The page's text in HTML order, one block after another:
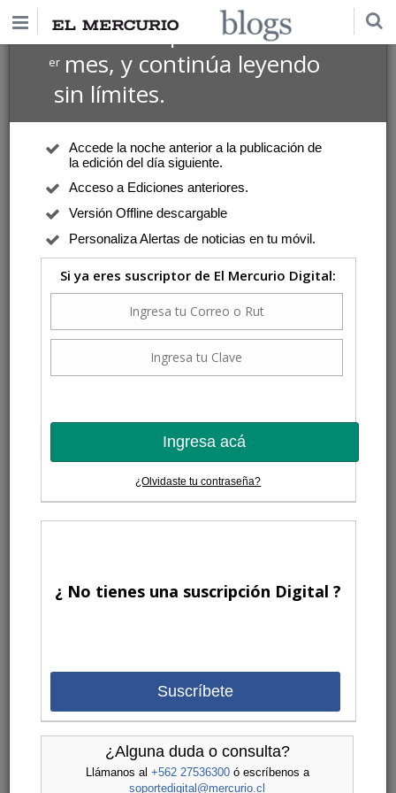
Suscríbete por $1 USD
ermes, y continúa leyendo
sin límites.
Accede la noche anterior a la publicación de
la edición del día siguiente.
Acceso a Ediciones anteriores.
Versión Offline descargable
Personaliza Alertas de noticias en tu móvil.
Si ya eres suscriptor de El Mercurio Digital:
Ingresa acá
¿Olvidaste tu contraseña?
¿ No tienes una suscripción Digital ?
Suscríbete
¿Alguna duda o consulta?
Llámanos al +562 27536300ó escríbenos a
soportedigital@mercurio.cl